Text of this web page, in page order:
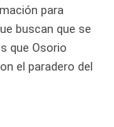
para
buscan que se
que Osorio
el paradero del